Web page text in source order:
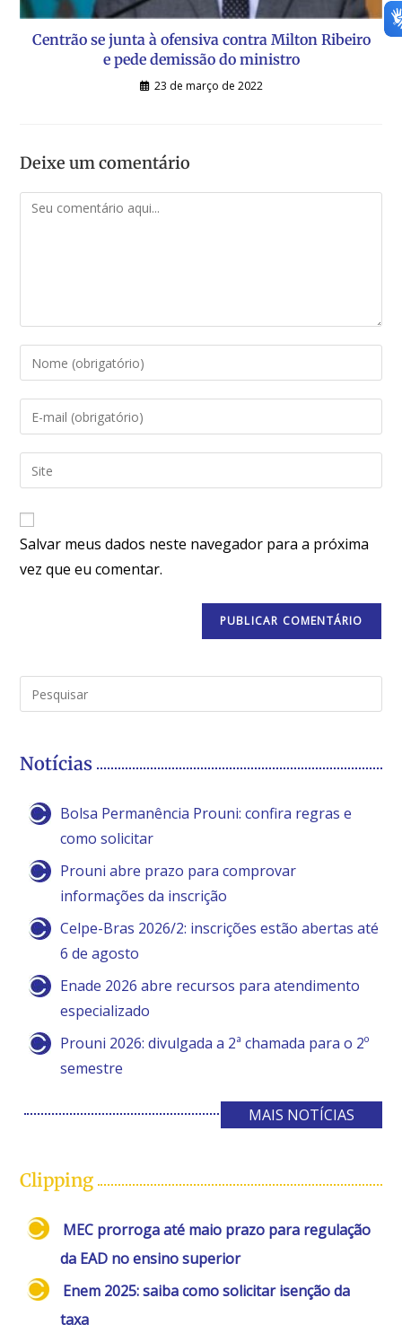
Centrão se junta à ofensiva contra Milton Ribeiro
e pede demissão do ministro
23 de março de 2022
Deixe um comentário
Salvar meus dados neste navegador para a próxima
vez que eu comentar.
Notícias
Bolsa Permanência Prouni: confira regras e
como solicitar
Prouni abre prazo para comprovar
informações da inscrição
Celpe-Bras 2026/2: inscrições estão abertas até
6 de agosto
Enade 2026 abre recursos para atendimento
especializado
Prouni 2026: divulgada a 2ª chamada para o 2º
semestre
MAIS NOTÍCIAS
Clipping
MEC prorroga até maio prazo para regulação
da EAD no ensino superior
Enem 2025: saiba como solicitar isenção da
taxa